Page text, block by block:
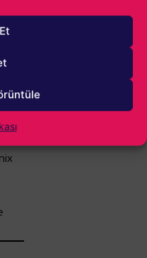
Devam Eden)
/ EA
RED